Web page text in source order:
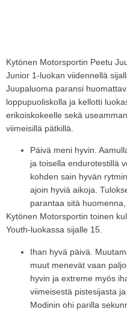
Kytönen Motorsportin Peetu
Junior 1-luokan viidennellä
Juupaluoma paransi
loppupuoliskolla ja kellotti
erikoiskokeelle sekä
viimeisillä pätkillä.
Päivä meni hyvin.
ja toisella endurotestillä
kohden sain hyvän
ajoin hyviä aikoja.
parantaa sitä
Kytönen Motorsportin toinen
Youth-luokassa sijalle 15.
Ihan hyvä päivä.
muut menevät vaan
hyvin ja extreme myös
viimeisestä pistesijasta
Modinin ohi parilla